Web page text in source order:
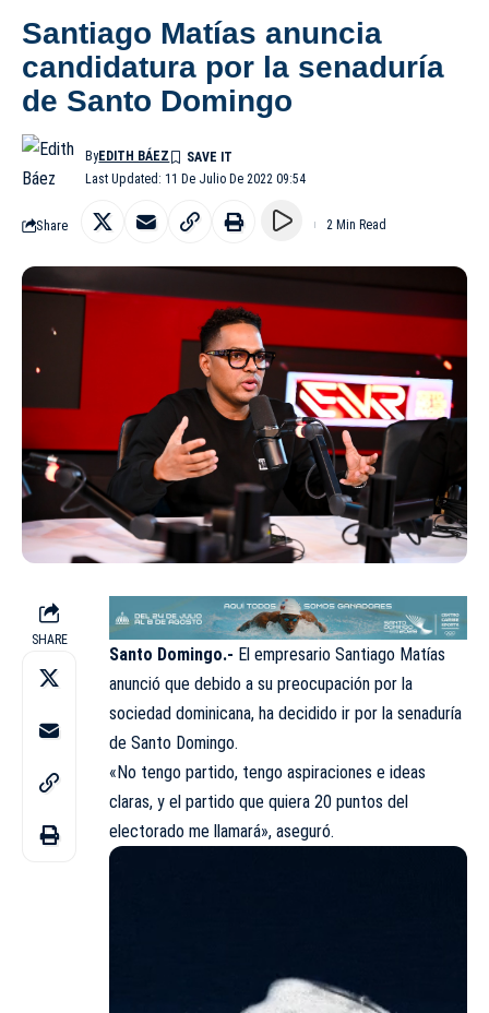
Santiago Matías anuncia
candidatura por la senaduría
de Santo Domingo
Last Updated: 11 De Julio De 2022 09:54
ByEDITH BÁEZ
Share 2 Min Read
SHARE
Santo Domingo.- El empresario Santiago Matías
anunció que debido a su preocupación por la
sociedad dominicana, ha decidido ir por la senaduría
de Santo Domingo.
«No tengo partido, tengo aspiraciones e ideas
claras, y el partido que quiera 20 puntos del
electorado me llamará», aseguró.